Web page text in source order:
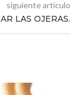
siguiente artículo
LAS OJERAS.